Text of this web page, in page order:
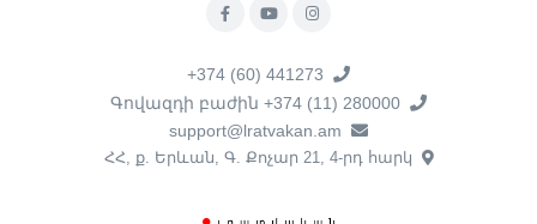
+374 (60) 441273
Գովազդի բաժին +374 (11) 280000
support@lratvakan.am
ՀՀ, ք. Երևան, Գ. Քոչար 21, 4-րդ հարկ